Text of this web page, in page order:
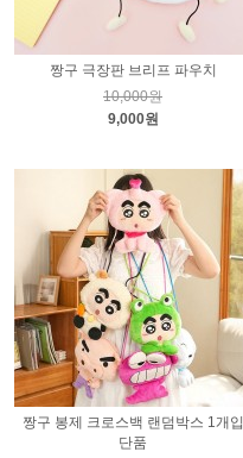
짱구 극장판 브리프 파우치
10,000원
9,000원
짱구 봉제 크로스백 랜덤박스 1개입
단품